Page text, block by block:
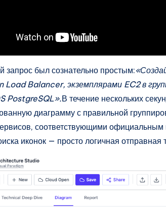
запрос был сознательно простым:
Balancer, экземплярами EC2 в
PostgreSQL».В течение нескольких
диаграмму с правильной
соответствующими официальным
иконок — просто логичная отправная